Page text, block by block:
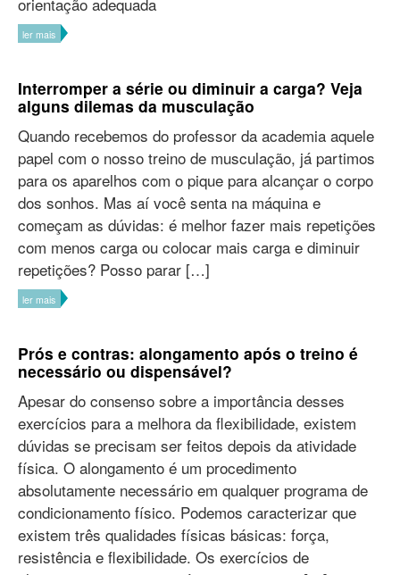
ler mais
Interromper a série ou diminuir a carga? Veja
alguns dilemas da musculação
Quando recebemos do professor da academia aquele
papel com o nosso treino de musculação, já partimos
para os aparelhos com o pique para alcançar o corpo
dos sonhos. Mas aí você senta na máquina e
começam as dúvidas: é melhor fazer mais repetições
com menos carga ou colocar mais carga e diminuir
repetições? Posso parar […]
ler mais
Prós e contras: alongamento após o treino é
necessário ou dispensável?
Apesar do consenso sobre a importância desses
exercícios para a melhora da flexibilidade, existem
dúvidas se precisam ser feitos depois da atividade
física. O alongamento é um procedimento
absolutamente necessário em qualquer programa de
condicionamento físico. Podemos caracterizar que
existem três qualidades físicas básicas: força,
resistência e flexibilidade. Os exercícios de